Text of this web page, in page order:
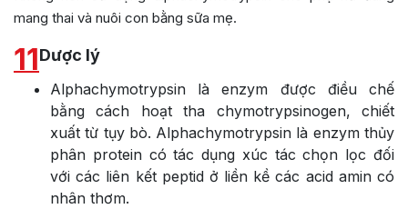
mang thai và nuôi con bằng sữa mẹ.
11Dược lý
Alphachymotrypsin là enzym được điều chế
bằng cách hoạt tha chymotrypsinogen, chiết
xuất từ tụy bò. Alphachymotrypsin là enzym thủy
phân protein có tác dụng xúc tác chọn lọc đối
với các liên kết peptid ở liền kề các acid amin có
nhân thơm.